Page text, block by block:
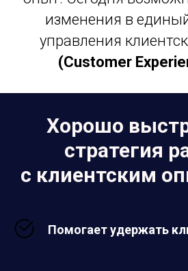
изменения в
управления
(Customer
Хорошо
стратегия
с клиентским
Помогаетудержать